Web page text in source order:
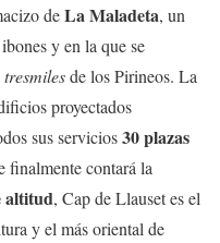
deLa Maladeta, un
y en la que se
tresmilesde los Pirineos. La
proyectados
sus servicios30 plazas
finalmente contará la
altitud, Cap de Llauset es el
y el más oriental de